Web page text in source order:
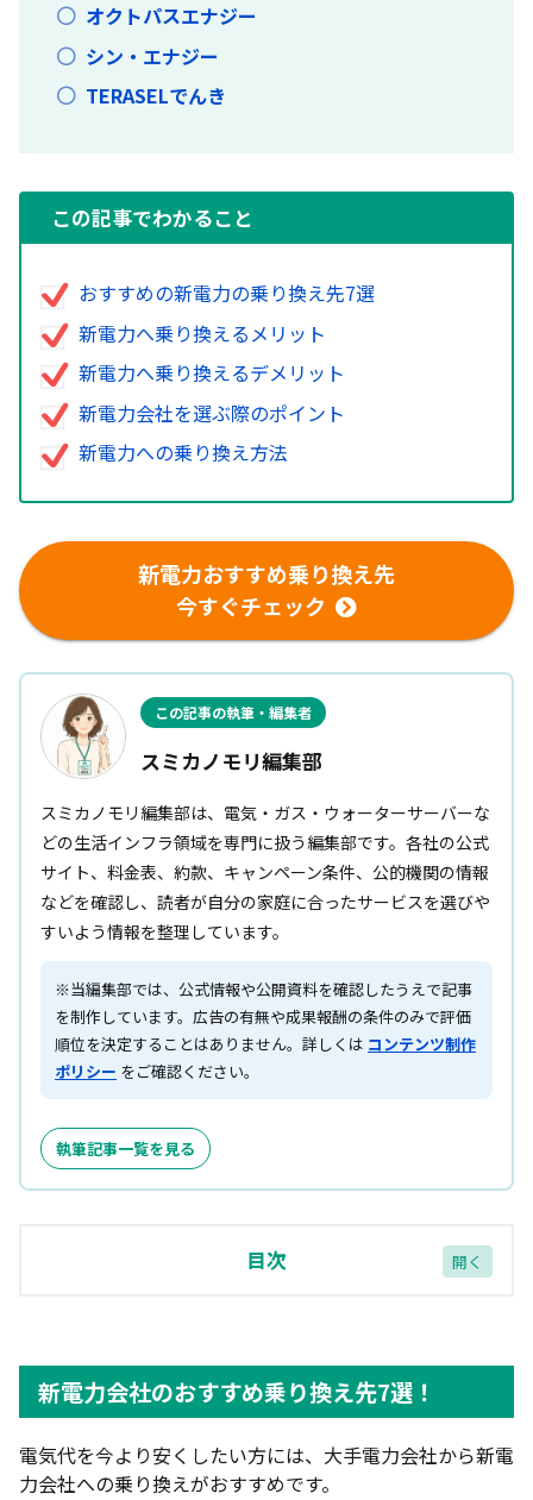
オクトパスエナジー
シン・エナジー
TERASELでんき
この記事でわかること
おすすめの新電力の乗り換え先7選
新電力へ乗り換えるメリット
新電力へ乗り換えるデメリット
新電力会社を選ぶ際のポイント
新電力への乗り換え方法
新電力おすすめ乗り換え先
今すぐチェック
この記事の執筆・編集者
スミカノモリ編集部
スミカノモリ編集部は、電気・ガス・ウォーターサーバーな
どの生活インフラ領域を専門に扱う編集部です。各社の公式
サイト、料金表、約款、キャンペーン条件、公的機関の情報
などを確認し、読者が自分の家庭に合ったサービスを選びや
すいよう情報を整理しています。
※当編集部では、公式情報や公開資料を確認したうえで記事
を制作しています。広告の有無や成果報酬の条件のみで評価
順位を決定することはありません。詳しくは コンテンツ制作
ポリシー をご確認ください。
執筆記事一覧を見る
目次
オクトパスエナジー｜環境に配慮したプランが安い
シン・エナジー｜基本料金・電力料金ともに割安
TERASELでんき｜楽天ポイントが毎月たまる
新電力会社のおすすめ乗り換え先7選！
電気代を今より安くしたい方には、 大手電力会社から新電
力会社への乗り換えがおすすめです。